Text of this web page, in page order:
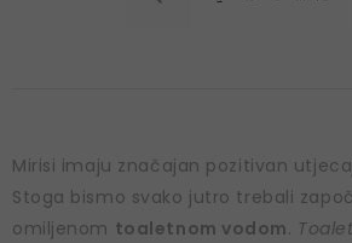
Mirisi imaju značajan pozitivan
Stoga bismo svako jutro trebali
omiljenom toaletnom vodom.